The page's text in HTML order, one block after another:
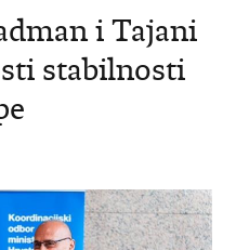
i Tajani
stabilnosti